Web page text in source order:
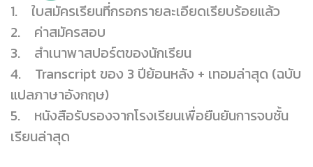
1. ใบสมัครเรียนที่กรอกรายละเอียดเรียบร้อยแล้ว
2. ค่าสมัครสอบ
3. สำเนาพาสปอร์ตของนักเรียน
4. Transcript ของ 3 ปีย้อนหลัง + เทอมล่าสุด (ฉบับ
แปลภาษาอังกฤษ)
5. หนังสือรับรองจากโรงเรียนเพื่อยืนยันการจบชั้น
เรียนล่าสุด